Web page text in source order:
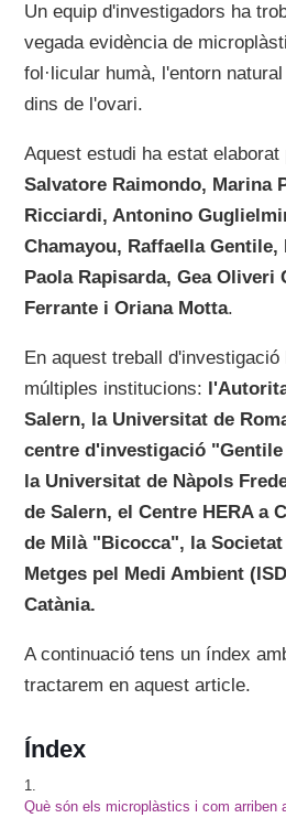
Un equip d'investigadors ha
vegada evidència de
fol·licular humà, l'entorn
dins de l'ovari.
Aquest estudi ha estat elaborat
Salvatore Raimondo, Marina
Ricciardi, Antonino
Chamayou, Raffaella
Paola Rapisarda, Gea Oliveri
Ferrante i Oriana Motta.
En aquest treball d'investigació
múltiples institucions:
Salern, la Universitat de
centre d'investigació
la Universitat de Nàpols
de Salern, el Centre HERA a
de Milà "Bicocca", la
Metges pel Medi Ambient
Catània.
A continuació tens un índex
tractarem en aquest article.
Índex
1.
Què són els microplàstics i com arriben